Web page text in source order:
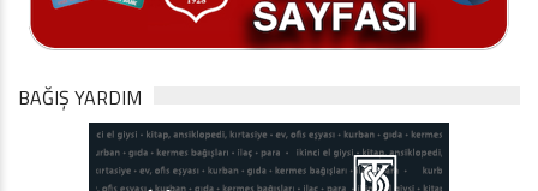
BAĞIŞ YARDIM